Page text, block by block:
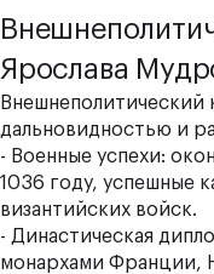
Ярослава
Внешнеполитический
дальновидностью и
- Военные успехи:
1036 году, успешные
византийских войск.
- Династическая
монархами Франции,